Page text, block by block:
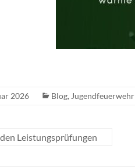
2026 Blog, Jugendfeuerwehr
Leistungsprüfungen